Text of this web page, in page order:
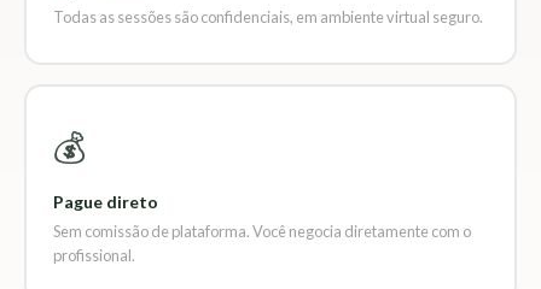
Todas as sessões são confidenciais, em ambiente virtual seguro.
💰
Pague direto
Sem comissão de plataforma. Você negocia diretamente com o
profissional.